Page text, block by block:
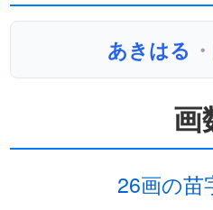
あきはる ・
画
26画の苗